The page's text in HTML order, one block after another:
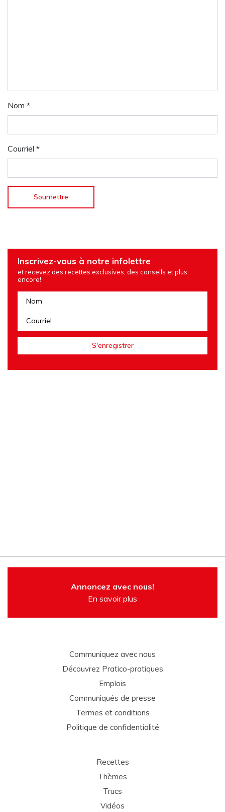
Nom *
Courriel *
Inscrivez-vous à notre infolettre
et recevez des recettes exclusives, des conseils et plus
encore!
Annoncez avec nous!
En savoir plus
Communiquez avec nous
Découvrez Pratico-pratiques
Emplois
Communiqués de presse
Termes et conditions
Politique de confidentialité
Recettes
Thèmes
Trucs
Vidéos